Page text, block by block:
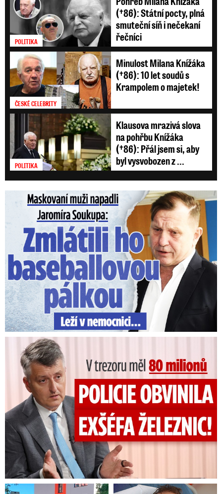
POLITIKA
(†86): Státní pocty, plná
smuteční síň i nečekaní
řečníci
ČESKÉ CELEBRITY
Minulost Milana Knížáka
(†86): 10 let soudů s
Krampolem o majetek!
POLITIKA
Klausova mrazivá slova
na pohřbu Knížáka
(†86): Přál jsem si, aby
byl vysvobozen z ...
Maskovaní muži napadli Jaromíra Soukupa: Krvavá nakládačka
V trezoru měl 80 milionů: Policie obvinila exšéfa železnic!